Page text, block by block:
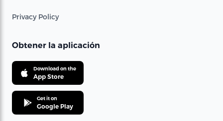
Privacy Policy
Obtener la aplicación
Download on the
App Store
Get it on
Google Play